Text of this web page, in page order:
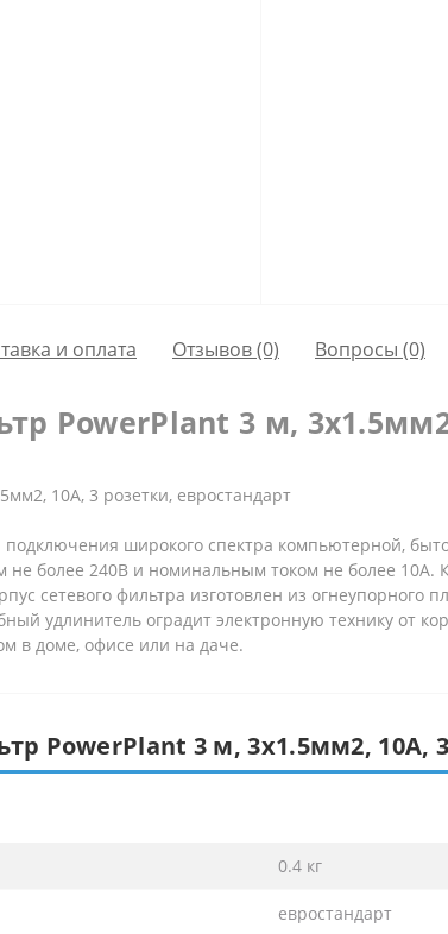
и оплата Отзывов (0) Вопросы (0)
PowerPlant 3 м,
10А, 3 розетки, евростандарт
широкого спектра компьютерной,
более 240В и номинальным током не более 10А.
сетевого фильтра изготовлен из
удлинитель оградит электронную технику от
в доме, офисе или на даче.
PowerPlant 3 м, 3x1.5мм2, 10А, 3
0.4 кг
евростандарт